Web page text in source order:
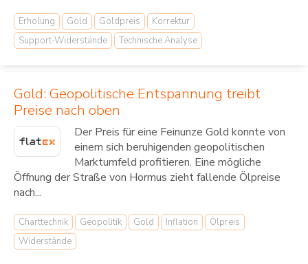
Erholung Gold Goldpreis
Korrektur
Support-Widerstände
Technische Analyse
Gold: Geopolitische Entspannung treibt
Preise nach oben
Der Preis für eine Feinunze Gold konnte von
einem sich beruhigenden geopolitischen
Marktumfeld profitieren. Eine mögliche
Öffnung der Straße von Hormus zieht fallende Ölpreise
nach...
Charttechnik Geopolitik Gold Inflation
Ölpreis
Widerstände